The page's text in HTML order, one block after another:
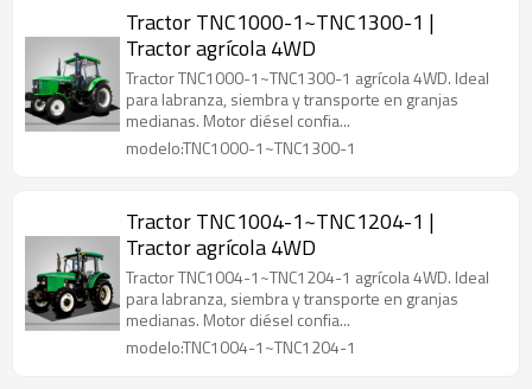
Tractor TNC1000-1~TNC1300-1 |
Tractor agrícola 4WD
Tractor TNC1000-1~TNC1300-1 agrícola 4WD. Ideal
para labranza, siembra y transporte en granjas
medianas. Motor diésel confia...
modelo:TNC1000-1~TNC1300-1
Tractor TNC1004-1~TNC1204-1 |
Tractor agrícola 4WD
Tractor TNC1004-1~TNC1204-1 agrícola 4WD. Ideal
para labranza, siembra y transporte en granjas
medianas. Motor diésel confia...
modelo:TNC1004-1~TNC1204-1